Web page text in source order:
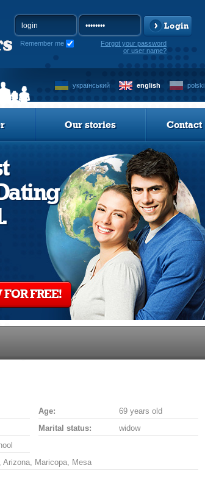
Login
Remember me
Forgot your password
or user name?
український english polski
Our stories Contact
FOR FREE!
Age:
69 years old
Marital status:
widow
Arizona, Maricopa, Mesa